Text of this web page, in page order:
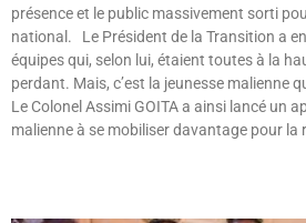
présence et le public massivement sorti
national. Le Président de la Transition a
équipes qui, selon lui, étaient toutes à la
perdant. Mais, c’est la jeunesse malienne
Le Colonel Assimi GOITA a ainsi lancé un
malienne à se mobiliser davantage pour la